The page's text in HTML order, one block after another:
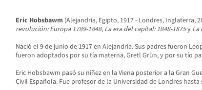
Eric Hobsbawm (Alejandría, Egipto, 1917 - Londres,
revolución: Europa 1789-1848, La era del capital: 1848-1875y La
Nació el 9 de junio de 1917 en Alejandría. Sus padres fueron
fueron adoptados por su tía materna, Gretl Grün, y por su tío
Eric Hobsbawm pasó su niñez en la Viena posterior a la Gran
Civil Española. Fue profesor de la Universidad de Londres